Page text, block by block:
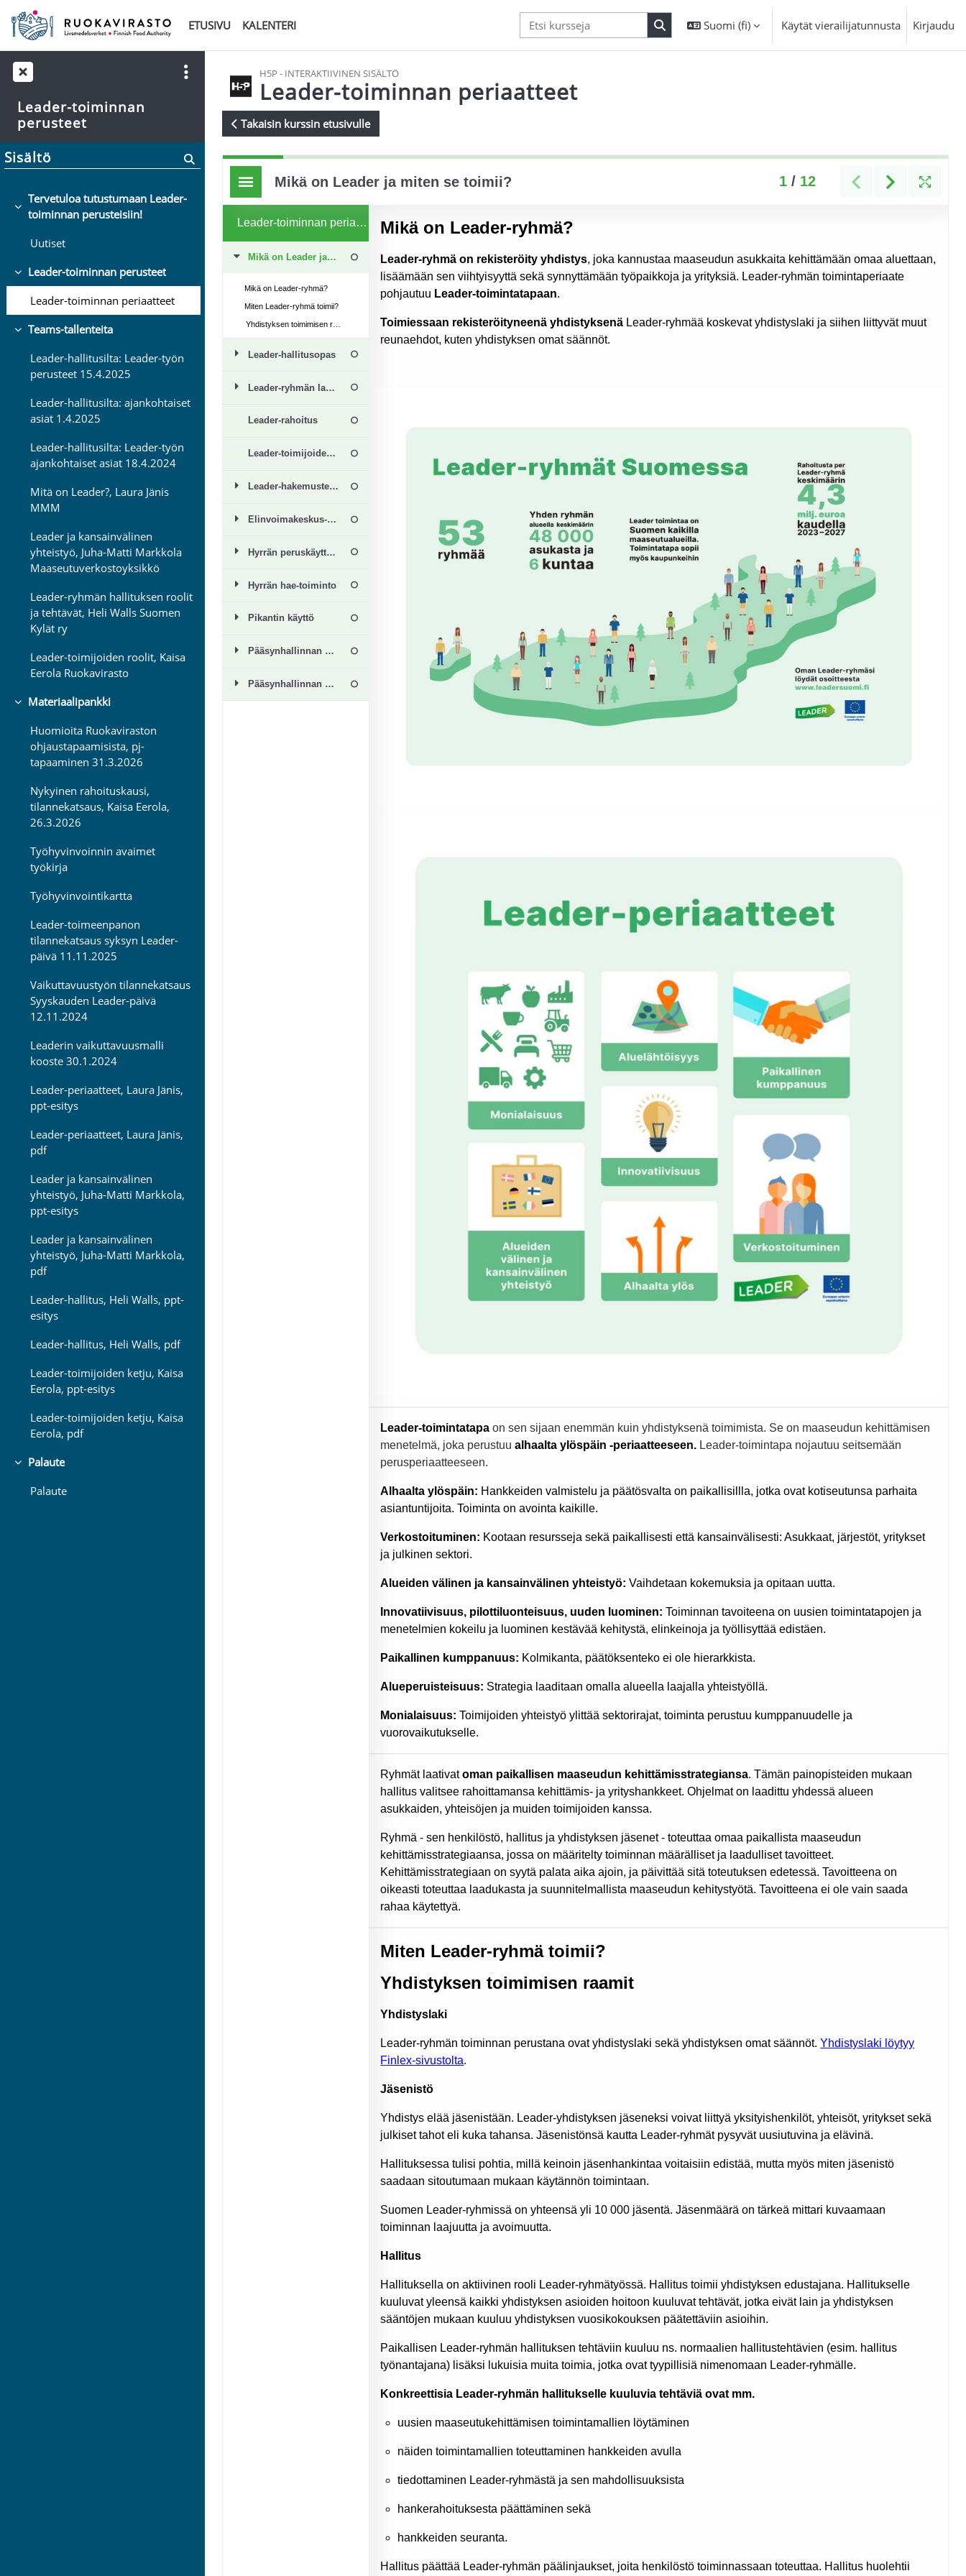
Siirry pääsisältöön
ETUSIVU
KALENTERI Suomi ‎(fi)‎ Käytät vierailijatunnusta Kirjaudu
H5P - INTERAKTIIVINEN SISÄLTÖ
Leader-toiminnan periaatteet
Takaisin kurssin etusivulle
Leader-toiminnan
perusteet
Sisältö
Tiivistä
Tervetuloa tutustumaan Leader-
toiminnan perusteisiin!
Uutiset
Tiivistä
Leader-toiminnan perusteet
Leader-toiminnan periaatteet
Tiivistä
Teams-tallenteita
Leader-hallitusilta: Leader-työn
perusteet 15.4.2025
Leader-hallitusilta: ajankohtaiset
asiat 1.4.2025
Leader-hallitusilta: Leader-työn
ajankohtaiset asiat 18.4.2024
Mitä on Leader?, Laura Jänis
MMM
Leader ja kansainvälinen
yhteistyö, Juha-Matti Markkola
Maaseutuverkostoyksikkö
Leader-ryhmän hallituksen roolit
ja tehtävät, Heli Walls Suomen
Kylät ry
Leader-toimijoiden roolit, Kaisa
Eerola Ruokavirasto
Tiivistä
Materiaalipankki
Huomioita Ruokaviraston
ohjaustapaamisista, pj-
tapaaminen 31.3.2026
Nykyinen rahoituskausi,
tilannekatsaus, Kaisa Eerola,
26.3.2026
Työhyvinvoinnin avaimet
työkirja
Työhyvinvointikartta
Leader-toimeenpanon
tilannekatsaus syksyn Leader-
päivä 11.11.2025
Vaikuttavuustyön tilannekatsaus
Syyskauden Leader-päivä
12.11.2024
Leaderin vaikuttavuusmalli
kooste 30.1.2024
Leader-periaatteet, Laura Jänis,
ppt-esitys
Leader-periaatteet, Laura Jänis,
pdf
Leader ja kansainvälinen
yhteistyö, Juha-Matti Markkola,
ppt-esitys
Leader ja kansainvälinen
yhteistyö, Juha-Matti Markkola,
pdf
Leader-hallitus, Heli Walls, ppt-
esitys
Leader-hallitus, Heli Walls, pdf
Leader-toimijoiden ketju, Kaisa
Eerola, ppt-esitys
Leader-toimijoiden ketju, Kaisa
Eerola, pdf
Tiivistä
Palaute
Palaute